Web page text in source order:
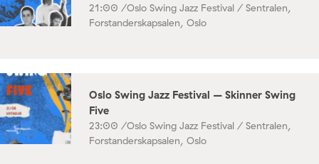
21:00 /Oslo Swing Jazz Festival / Sentralen,
Forstanderskapsalen, Oslo
Oslo Swing Jazz Festival – Skinner Swing
Five
23:00 /Oslo Swing Jazz Festival / Sentralen,
Forstanderskapsalen, Oslo